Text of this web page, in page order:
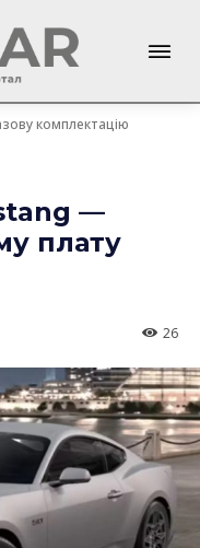
комплектацію
—
плату
26